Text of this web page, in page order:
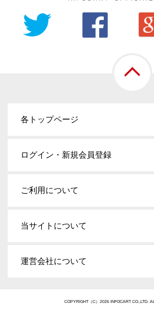
各トップページ
ログイン・新規会員登録
ご利用について
当サイトについて
運営会社について
COPYRIGHT（C）2026 INFOCART CO.,LTD.